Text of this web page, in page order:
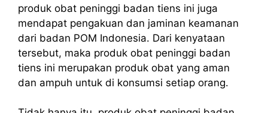
produk obat peninggi badan tiens ini juga
mendapat pengakuan dan jaminan keamanan
dari badan POM Indonesia. Dari kenyataan
tersebut, maka produk obat peninggi badan
tiens ini merupakan produk obat yang aman
dan ampuh untuk di konsumsi setiap orang.